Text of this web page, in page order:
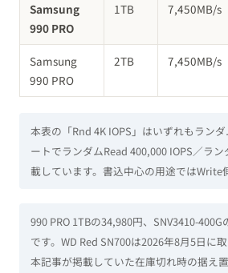
Samsung
990 PRO
1TB 7,450MB/s
Samsung
990 PRO
2TB 7,450MB/s
本表の「Rnd 4K IOPS」はいずれもランダ
ートでランダムRead 400,000 IOPS／ラ
載しています。書込中心の用途では
990 PRO 1TBの34,980円、SNV3410-
です。WD Red SN700は2026年8月5日に
本記事が掲載していた在庫切れ時の据え